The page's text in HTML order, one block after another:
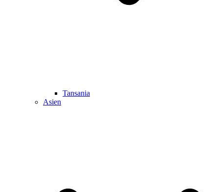
Tansania
Asien